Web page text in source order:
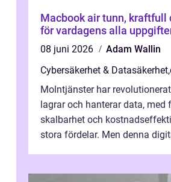
Macbook air tunn, kraftfull och byggd
för vardagens alla
08 juni 2026
Adam Wallin
Cybersäkerhet & Datasäkerhet,
Molntjänster har
lagrar och hanterar data, med
skalbarhet och
stora fördelar. Men denna